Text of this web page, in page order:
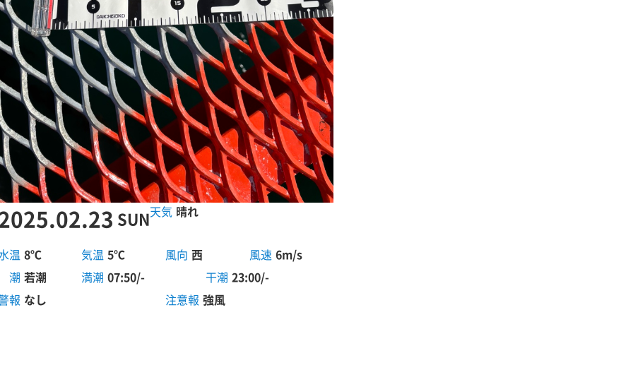
SUN 晴れ
温 8℃ 気温 5℃ 風向 西 風速 6m/s
潮 若潮 満潮 07:50/- 干潮 23:00/-
報 なし 注意報 強風